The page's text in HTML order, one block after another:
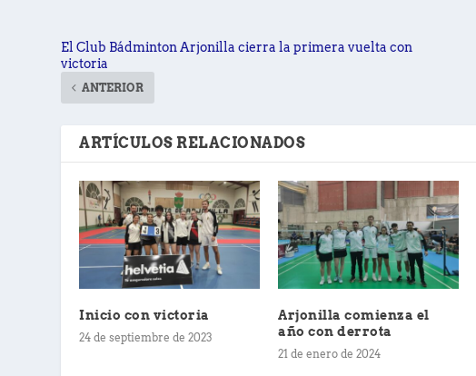
El Club Bádminton Arjonilla cierra la primera vuelta con
victoria
ANTERIOR
ARTÍCULOS RELACIONADOS
Inicio con victoria
24 de septiembre de 2023
Arjonilla comienza el
año con derrota
21 de enero de 2024